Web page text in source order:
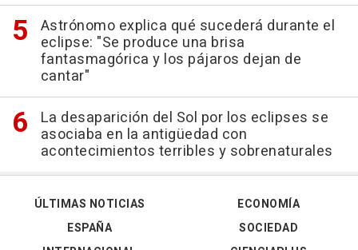
Astrónomo explica qué sucederá durante el
eclipse: "Se produce una brisa
fantasmagórica y los pájaros dejan de
cantar"
La desaparición del Sol por los eclipses se
asociaba en la antigüedad con
acontecimientos terribles y sobrenaturales
ÚLTIMAS NOTICIAS
ESPAÑA
ECONOMÍA
SOCIEDAD